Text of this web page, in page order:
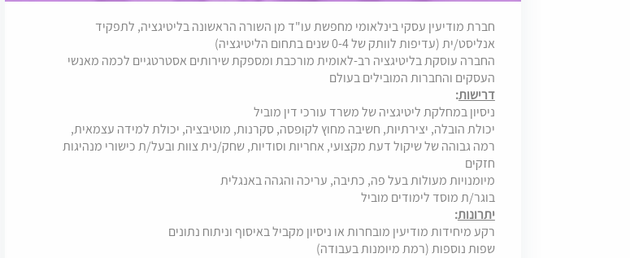
חברת מודיעין עסקי בינלאומי מחפשת עו"ד מן השורה הראשונה בליטיגציה, לתפקיד
אנליסט/ית (עדיפות לוותק של 0-4 שנים בתחום הליטיגציה)
החברה עוסקת בליטיגציה רב-לאומית מורכבת ומספקת שירותים אסטרטגיים לכמה מאנשי
העסקים והחברות המובילים בעולם
דרישות:
ניסיון במחלקת ליטיגציה של משרד עורכי דין מוביל
יכולת הובלה, יצירתיות, חשיבה מחוץ לקופסה, סקרנות, מוטיבציה, יכולת למידה עצמאית,
רמה גבוהה של שיקול דעת מקצועי, אחריות וסודיות, שחק/נית צוות ובעל/ת כישורי מנהיגות
חזקים
מיומנויות מעולות בעל פה, כתיבה, עריכה והגהה באנגלית
בוגר/ת מוסד לימודים מוביל
יתרונות:
רקע מיחידות מודיעין מובחרות או ניסיון מקביל באיסוף וניתוח נתונים
שפות נוספות (רמת מיומנות בעבודה)